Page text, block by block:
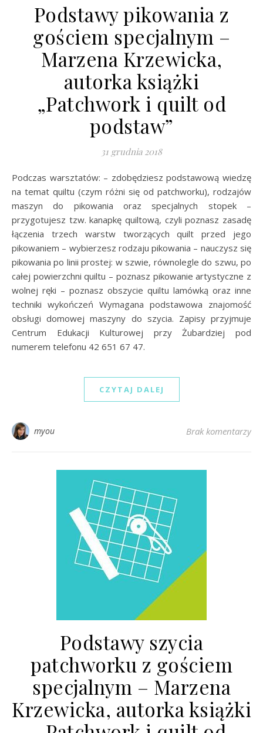
Podstawy pikowania z
gościem specjalnym –
Marzena Krzewicka,
autorka książki
„Patchwork i quilt od
podstaw”
31 grudnia 2018
Podczas warsztatów: – zdobędziesz podstawową wiedzę
na temat quiltu (czym różni się od patchworku), rodzajów
maszyn do pikowania oraz specjalnych stopek –
przygotujesz tzw. kanapkę quiltową, czyli poznasz zasadę
łączenia trzech warstw tworzących quilt przed jego
pikowaniem – wybierzesz rodzaju pikowania – nauczysz się
pikowania po linii prostej: w szwie, równolegle do szwu, po
całej powierzchni quiltu – poznasz pikowanie artystyczne z
wolnej ręki – poznasz obszycie quiltu lamówką oraz inne
techniki wykończeń Wymagana podstawowa znajomość
obsługi domowej maszyny do szycia. Zapisy przyjmuje
Centrum Edukacji Kulturowej przy Żubardziej pod
numerem telefonu 42 651 67 47.
CZYTAJ DALEJ
myou Brak komentarzy
Podstawy szycia
patchworku z gościem
specjalnym – Marzena
Krzewicka, autorka książki